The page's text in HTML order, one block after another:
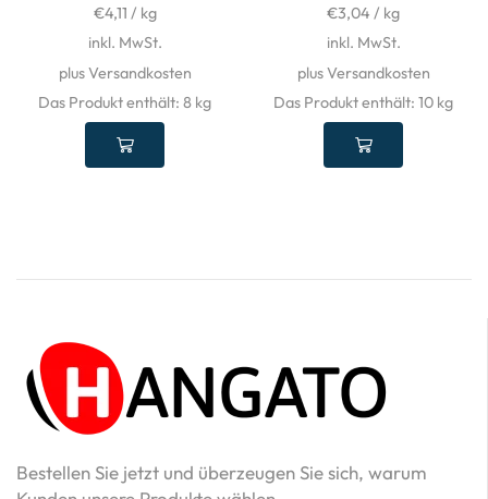
€4,11 / kg
inkl. MwSt.
plus Versandkosten
Das Produkt enthält: 8 kg
€3,04 / kg
inkl. MwSt.
plus Versandkosten
Das Produkt enthält: 10 kg
Bestellen Sie jetzt und überzeugen Sie sich, warum